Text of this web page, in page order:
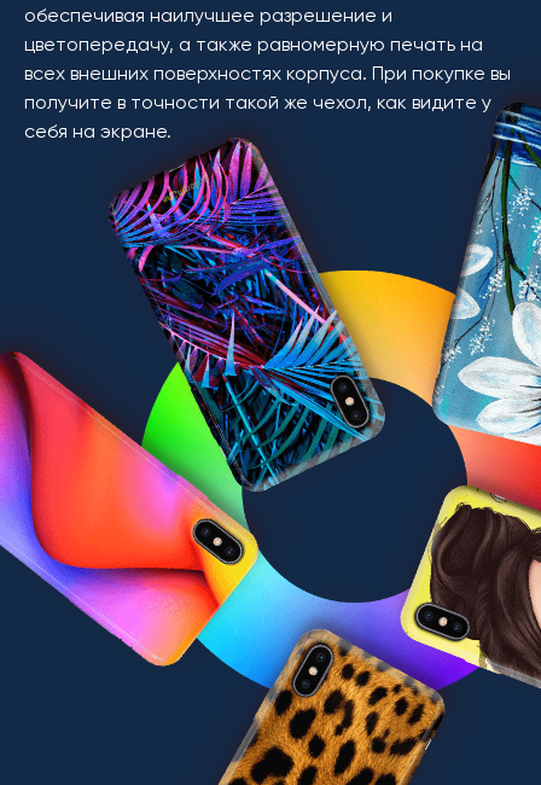
обеспечивая наилучшее разрешение и
цветопередачу, а также равномерную печать на
всех внешних поверхностях корпуса. При покупке вы
получите в точности такой же чехол, как видите у
себя на экране.